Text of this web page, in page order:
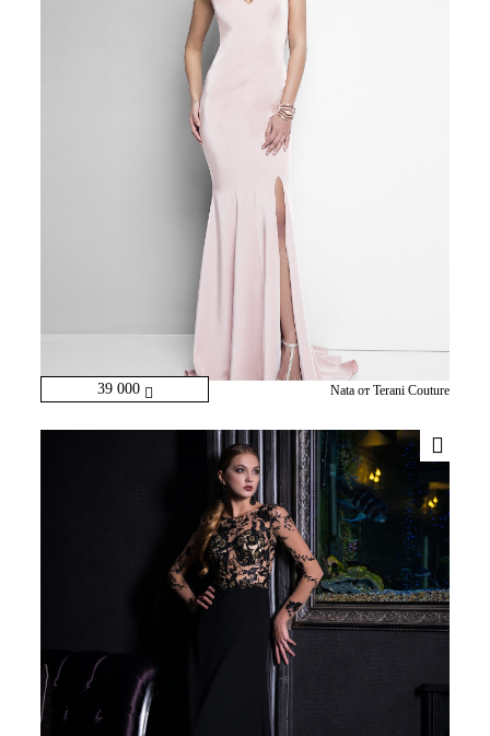
39 000 Nata от Terani Couture